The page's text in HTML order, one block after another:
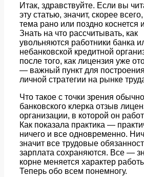
Итак, здравствуйте. Если вы
эту статью, значит, скорее всего,
тема рано или поздно коснется
Знать на что рассчитывать, как
увольняются работники банка
небанковской кредитной
после того, как лицензия уже
— важный пункт для построения
личной стратегии на рынке
Что такое с точки зрения
банковского клерка отзыв
организации, в которой он
Как показала практика —
ничего и все одновременно.
значит все трудовые
зарплата сохраняются. Все —
корне меняется характер
Теперь обо всем понемногу.